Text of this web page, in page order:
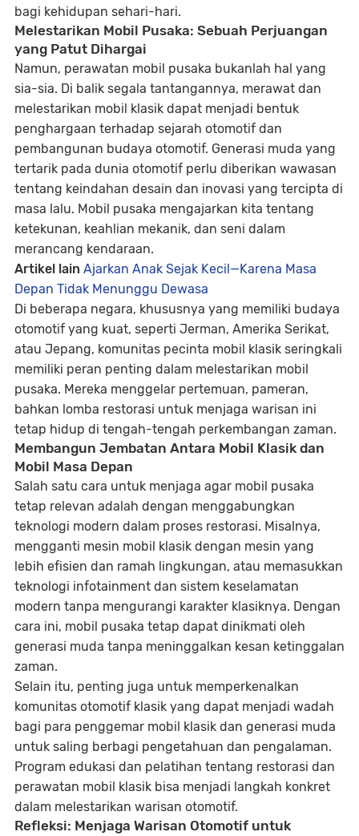
bagi kehidupan sehari-hari.
Melestarikan Mobil Pusaka: Sebuah Perjuangan
yang Patut Dihargai
Namun, perawatan mobil pusaka bukanlah hal yang
sia-sia. Di balik segala tantangannya, merawat dan
melestarikan mobil klasik dapat menjadi bentuk
penghargaan terhadap sejarah otomotif dan
pembangunan budaya otomotif. Generasi muda yang
tertarik pada dunia otomotif perlu diberikan wawasan
tentang keindahan desain dan inovasi yang tercipta di
masa lalu. Mobil pusaka mengajarkan kita tentang
ketekunan, keahlian mekanik, dan seni dalam
merancang kendaraan.
Artikel lain Ajarkan Anak Sejak Kecil—Karena Masa
Depan Tidak Menunggu Dewasa
Di beberapa negara, khususnya yang memiliki budaya
otomotif yang kuat, seperti Jerman, Amerika Serikat,
atau Jepang, komunitas pecinta mobil klasik seringkali
memiliki peran penting dalam melestarikan mobil
pusaka. Mereka menggelar pertemuan, pameran,
bahkan lomba restorasi untuk menjaga warisan ini
tetap hidup di tengah-tengah perkembangan zaman.
Membangun Jembatan Antara Mobil Klasik dan
Mobil Masa Depan
Salah satu cara untuk menjaga agar mobil pusaka
tetap relevan adalah dengan menggabungkan
teknologi modern dalam proses restorasi. Misalnya,
mengganti mesin mobil klasik dengan mesin yang
lebih efisien dan ramah lingkungan, atau memasukkan
teknologi infotainment dan sistem keselamatan
modern tanpa mengurangi karakter klasiknya. Dengan
cara ini, mobil pusaka tetap dapat dinikmati oleh
generasi muda tanpa meninggalkan kesan ketinggalan
zaman.
Selain itu, penting juga untuk memperkenalkan
komunitas otomotif klasik yang dapat menjadi wadah
bagi para penggemar mobil klasik dan generasi muda
untuk saling berbagi pengetahuan dan pengalaman.
Program edukasi dan pelatihan tentang restorasi dan
perawatan mobil klasik bisa menjadi langkah konkret
dalam melestarikan warisan otomotif.
Refleksi: Menjaga Warisan Otomotif untuk